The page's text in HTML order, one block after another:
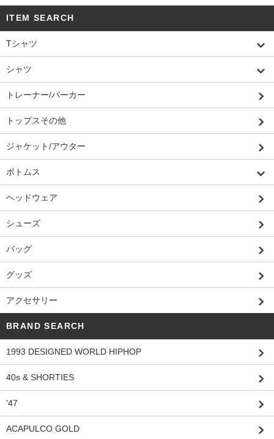
ITEM SEARCH
Tシャツ
シャツ
トレーナー/パーカー
トップスその他
ジャケット/アウター
ボトムス
ヘッドウェア
シューズ
バッグ
グッズ
アクセサリー
BRAND SEARCH
1993 DESIGNED WORLD HIPHOP
40s & SHORTIES
'47
ACAPULCO GOLD